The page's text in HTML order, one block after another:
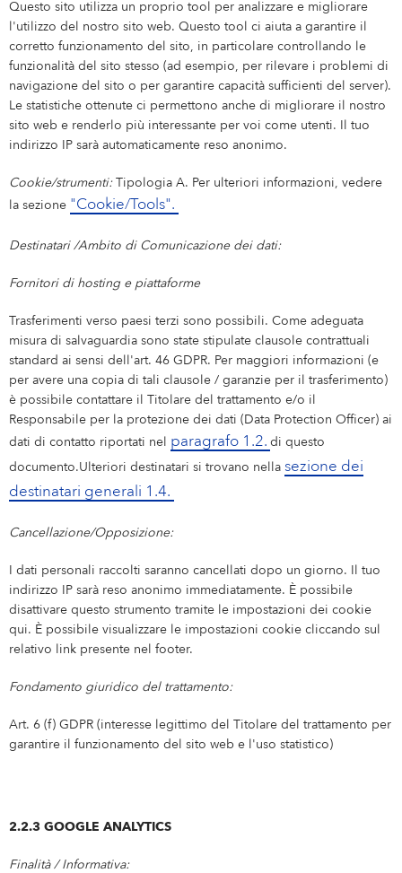
Questo sito utilizza un proprio tool per analizzare e migliorare
l'utilizzo del nostro sito web. Questo tool ci aiuta a garantire il
corretto funzionamento del sito, in particolare controllando le
funzionalità del sito stesso (ad esempio, per rilevare i problemi di
navigazione del sito o per garantire capacità sufficienti del server).
Le statistiche ottenute ci permettono anche di migliorare il nostro
sito web e renderlo più interessante per voi come utenti. Il tuo
indirizzo IP sarà automaticamente reso anonimo.
Cookie/strumenti:
Tipologia A. Per ulteriori informazioni, vedere
la sezione "Cookie/Tools".
Destinatari /Ambito di Comunicazione dei dati:
Fornitori di hosting e piattaforme
Trasferimenti verso paesi terzi sono possibili. Come adeguata
misura di salvaguardia sono state stipulate clausole contrattuali
standard ai sensi dell'art. 46 GDPR. Per maggiori informazioni (e
per avere una copia di tali clausole / garanzie per il trasferimento)
è possibile contattare il Titolare del trattamento e/o il
Responsabile per la protezione dei dati (Data Protection Officer) ai
dati di contatto riportati nel paragrafo 1.2.di questo
documento.Ulteriori destinatari si trovano nella sezione dei
destinatari generali 1.4.
Cancellazione/Opposizione:
I dati personali raccolti saranno cancellati dopo un giorno. Il tuo
indirizzo IP sarà reso anonimo immediatamente. È possibile
disattivare questo strumento tramite le impostazioni dei cookie
qui. È possibile visualizzare le impostazioni cookie cliccando sul
relativo link presente nel footer.
Fondamento giuridico del trattamento:
Art. 6 (f) GDPR (interesse legittimo del Titolare del trattamento per
garantire il funzionamento del sito web e l'uso statistico)
2.2.3 GOOGLE ANALYTICS
Finalità / Informativa: